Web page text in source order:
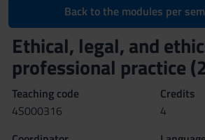
Back to the modules per
Ethical, legal, and
professional practice
Teaching code
4S000316
Credits
4